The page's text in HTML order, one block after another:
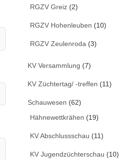
RGZV Greiz (2)
RGZV Hohenleuben (10)
RGZV Zeulenroda (3)
KV Versammlung (7)
KV Züchtertag/ -treffen (11)
Schauwesen (62)
Hähnewettkrähen (19)
KV Abschlussschau (11)
KV Jugendzüchterschau (10)